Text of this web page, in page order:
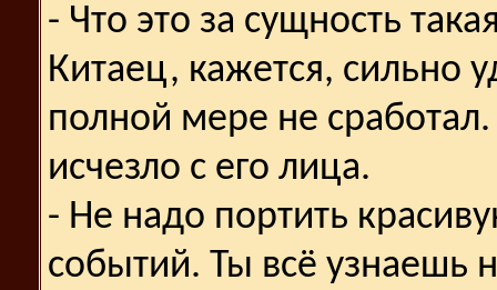
- Что это за сущность
Китаец, кажется, сильно
полной мере не
исчезло с его лица.
- Не надо портить
событий. Ты всё узнаешь